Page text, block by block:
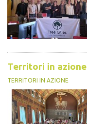
Territori in azione
TERRITORI IN AZIONE